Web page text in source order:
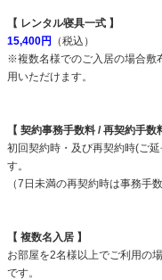
【 レンタル寝具一式 】
15,400円 （税込）
※複数名様でのご入居の場合敷
用いただけます。
【 契約事務手数料 / 再契約手数
初回契約時・及び再契約時(ご
す。
（7日未満の再契約時は事務手
【 複数名入居 】
お部屋を2名様以上でご利用の
です。